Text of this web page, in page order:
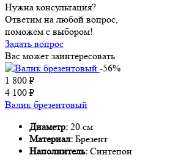
Нужна консультация?
Ответим на любой вопрос,
поможем с выбором!
Задать вопрос
Вас может заинтересовать
-56%
1 800 ₽
4 100 ₽
Валик брезентовый
Диаметр: 20 см
Материал: Брезент
Наполнитель: Синтепон